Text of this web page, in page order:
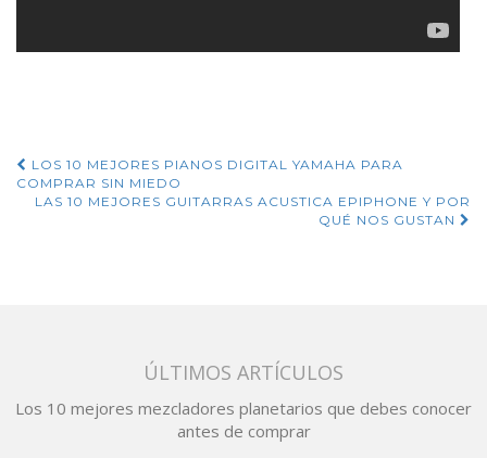
Navegación
de
LOS 10 MEJORES PIANOS DIGITAL YAMAHA PARA
COMPRAR SIN MIEDO
LAS 10 MEJORES GUITARRAS ACUSTICA EPIPHONE Y POR
QUÉ NOS GUSTAN
ÚLTIMOS ARTÍCULOS
Los 10 mejores mezcladores planetarios que debes conocer
antes de comprar